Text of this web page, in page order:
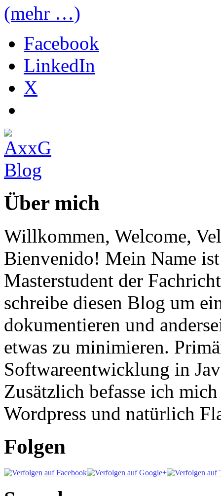
(mehr …)
Facebook
LinkedIn
X
Über mich
Willkommen, Welcome,
Bienvenido! Mein Name
Masterstudent der
schreibe diesen Blog um
dokumentieren und
etwas zu minimieren.
Softwareentwicklung in
Zusätzlich befasse ich
Wordpress und natürlich
Folgen